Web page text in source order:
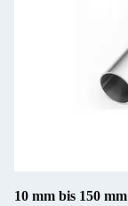
10 mm bis 150